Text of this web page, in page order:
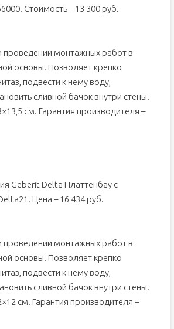
Стоимость – 13 300 руб.
проведении монтажных работ в
основы. Позволяет крепко
подвести к нему воду,
сливной бачок внутри стены.
см. Гарантия производителя –
Geberit Delta Платтенбау с
Цена – 16 434 руб.
проведении монтажных работ в
основы. Позволяет крепко
подвести к нему воду,
сливной бачок внутри стены.
см. Гарантия производителя –